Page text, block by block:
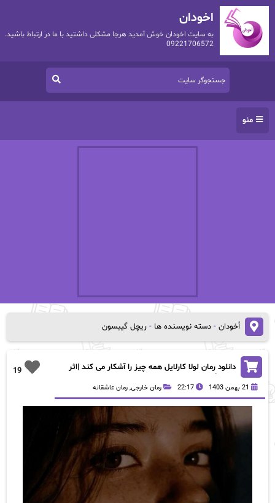
اخودان
به سایت اخودان خوش آمدید هرجا مشکلی داشتید با ما در ارتباط باشید.
09221706572
منو
اُخودان- دسته نویسنده ها - ریچل گیبسون
19
دانلود رمان لولا کارلایل همه چیز را آشکار می کند |اثر
21 بهمن 1403 22:17 رمان خارجی, رمان عاشقانه